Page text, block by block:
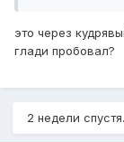
(например рог
и его
это через
глади пробовал?
2 недели